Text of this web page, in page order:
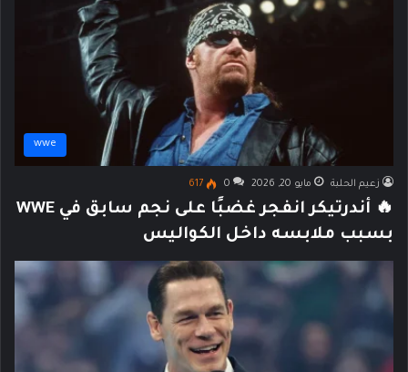
wwe
زعيم الحلبة مايو 20, 2026 0
617
🔥 أندرتيكر انفجر غضبًا على نجم سابق في WWE
بسبب ملابسه داخل الكواليس